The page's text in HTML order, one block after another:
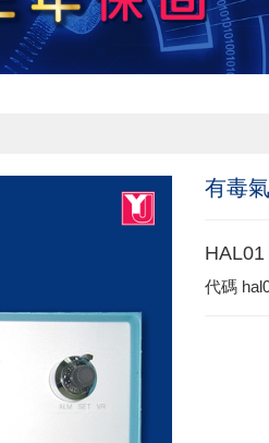
有毒
HAL01
代碼